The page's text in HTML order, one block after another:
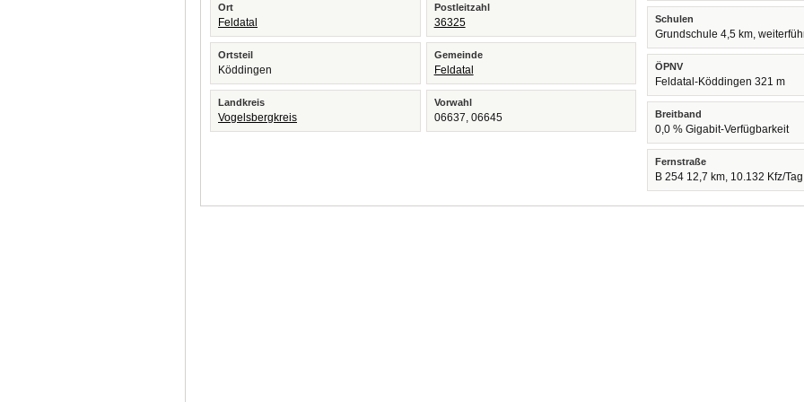
Ort
Feldatal
Postleitzahl
36325
Ortsteil
Köddingen
Gemeinde
Feldatal
Landkreis
Vogelsbergkreis
Vorwahl
06637, 06645
Schulen
Grundschule 4,5 km,
ÖPNV
Feldatal-Köddingen 321 m
Breitband
0,0 % Gigabit-Verfügbarkeit
Fernstraße
B 254 12,7 km, 10.132 Kfz/Tag